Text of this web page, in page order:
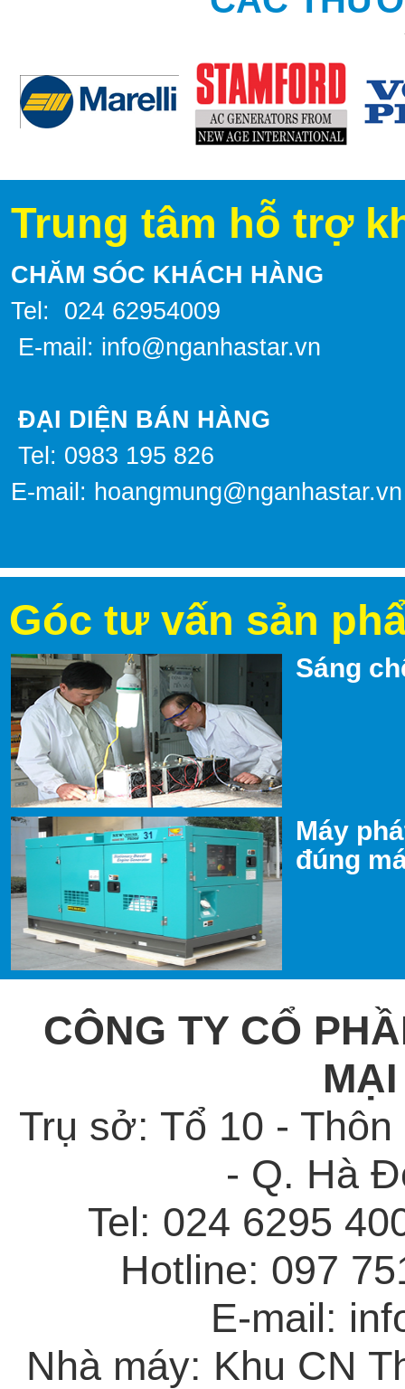
Trung tâm hỗ trợ
CHĂM SÓC KHÁCH HÀNG
Tel: 024 62954009
E-mail: info@nganhastar.vn
ĐẠI DIỆN BÁN HÀNG
Tel: 0983 195 826
E-mail: hoangmung@nganhastar.vn
Góc tư vấn sản
Sáng
Máy
đúng
CÔNG TY CỔ
Trụ sở: Tổ 10 -
- Q. Hà
Tel: 024 6295
Hotline: 097
E-mail:
Nhà máy: Khu CN